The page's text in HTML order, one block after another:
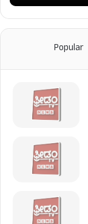
Popular